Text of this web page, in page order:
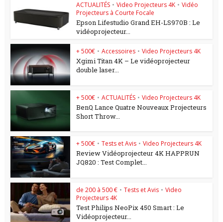
ACTUALITÉS • Video Projecteurs 4K • Vidéo
Projecteurs à Courte Focale
Epson Lifestudio Grand EH-LS970B : Le
vidéoprojecteur...
+ 500€ • Accessoires • Video Projecteurs 4K
Xgimi Titan 4K – Le vidéoprojecteur
double laser...
+ 500€ • ACTUALITÉS • Video Projecteurs 4K
BenQ Lance Quatre Nouveaux Projecteurs
Short Throw...
+ 500€ • Tests et Avis • Video Projecteurs 4K
Review Vidéoprojecteur 4K HAPPRUN
JQ820 : Test Complet...
de 200 à 500 € • Tests et Avis • Video
Projecteurs 4K
Test Philips NeoPix 450 Smart : Le
Vidéoprojecteur...